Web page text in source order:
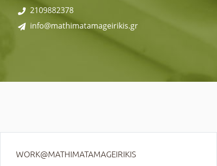
2109882378
info@mathimatamageirikis.gr
WORK@MATHIMATAMAGEIRIKIS